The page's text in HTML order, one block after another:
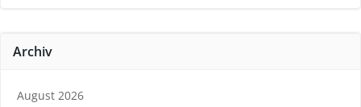
Archiv
August 2026